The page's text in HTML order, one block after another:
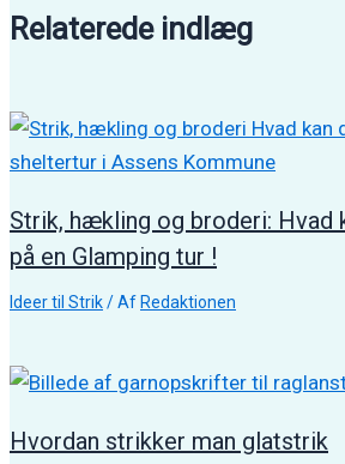
Relaterede indlæg
Strik, hækling og broderi: Hvad
på en Glamping tur !
Ideer til Strik/ AfRedaktionen
Hvordan strikker man glatstrik